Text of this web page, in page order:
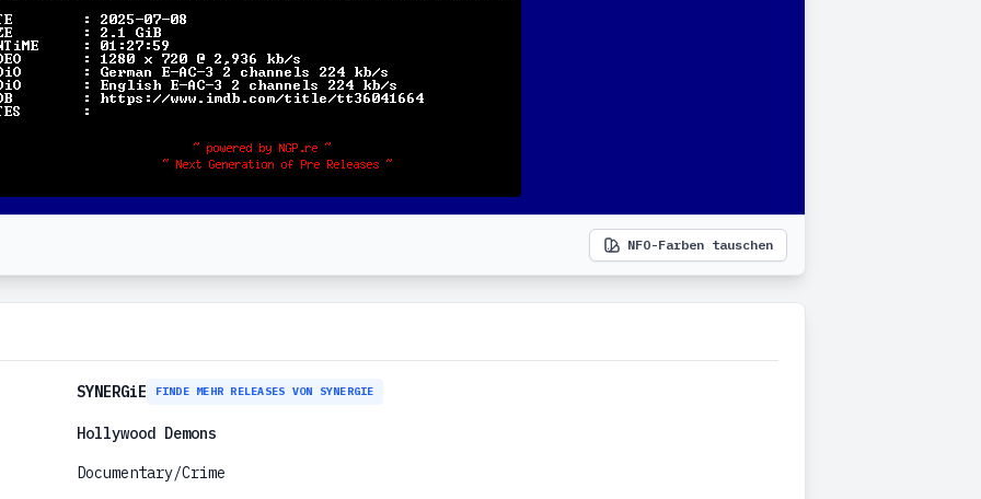
NFO-Farben tauschen
SYNERGiE FINDE MEHR RELEASES VON SYNERGIE
Hollywood Demons
Documentary/Crime